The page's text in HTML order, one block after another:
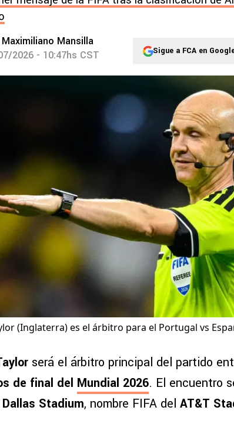
Maximiliano Mansilla
2026 - 10:47hs CST
Sigue a FCA en
(Inglaterra) es el árbitro para el Portugal vs
será el árbitro principal del partido
de final del Mundial 2026. El encuentro
Dallas Stadium, nombre FIFA del AT&T